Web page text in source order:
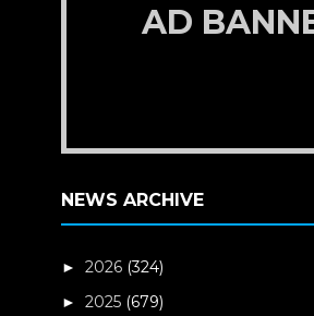
AD
NEWS ARCHIVE
►2026 (324)
►2025 (679)